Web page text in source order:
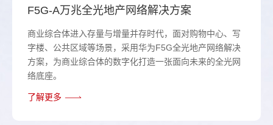
F5G-A万兆全光地产网络解决方案
商业综合体进入存量与增量并存时代，面对购物中心、写
字楼、公共区域等场景，采用华为F5G全光地产网络解决
方案，为商业综合体的数字化打造一张面向未来的全光网
络底座。
了解更多